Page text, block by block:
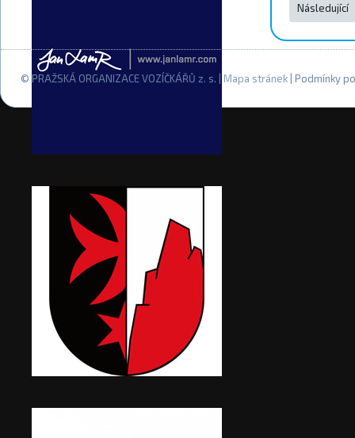
Následující
© PRAŽSKÁ ORGANIZACE VOZÍČKÁŘŮ z. s. | Mapa stránek | Podmínky